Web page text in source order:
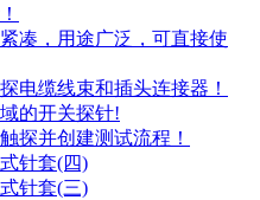
凑，用途广泛，可直接使
电缆线束和插头连接器！
的开关探针!
探并创建测试流程！
针套(四)
针套(三)